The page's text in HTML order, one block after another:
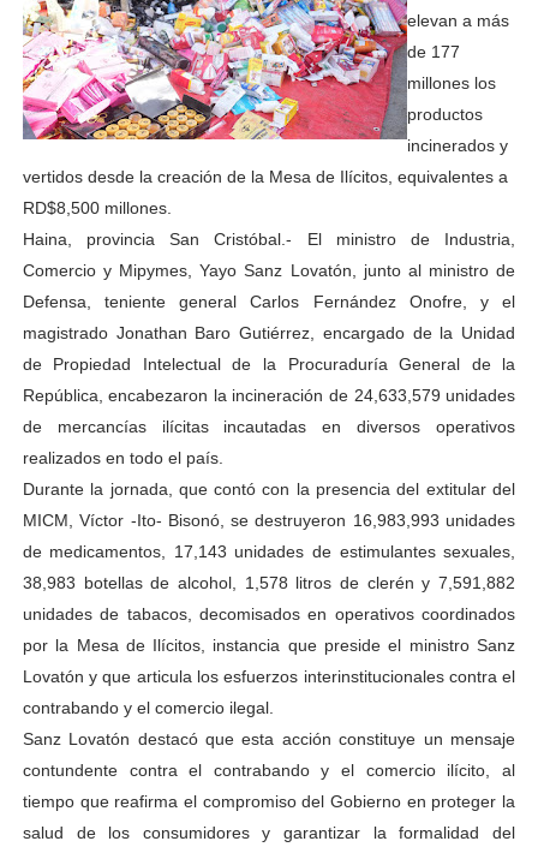
elevan a más
de 177
millones los
productos
incinerados y
vertidos desde la creación de la Mesa de Ilícitos, equivalentes a
RD$8,500 millones.
Haina, provincia San Cristóbal.- El ministro de Industria,
Comercio y Mipymes, Yayo Sanz Lovatón, junto al ministro de
Defensa, teniente general Carlos Fernández Onofre, y el
magistrado Jonathan Baro Gutiérrez, encargado de la Unidad
de Propiedad Intelectual de la Procuraduría General de la
República, encabezaron la incineración de 24,633,579 unidades
de mercancías ilícitas incautadas en diversos operativos
realizados en todo el país.
Durante la jornada, que contó con la presencia del extitular del
MICM, Víctor -Ito- Bisonó, se destruyeron 16,983,993 unidades
de medicamentos, 17,143 unidades de estimulantes sexuales,
38,983 botellas de alcohol, 1,578 litros de clerén y 7,591,882
unidades de tabacos, decomisados en operativos coordinados
por la Mesa de Ilícitos, instancia que preside el ministro Sanz
Lovatón y que articula los esfuerzos interinstitucionales contra el
contrabando y el comercio ilegal.
Sanz Lovatón destacó que esta acción constituye un mensaje
contundente contra el contrabando y el comercio ilícito, al
tiempo que reafirma el compromiso del Gobierno en proteger la
salud de los consumidores y garantizar la formalidad del